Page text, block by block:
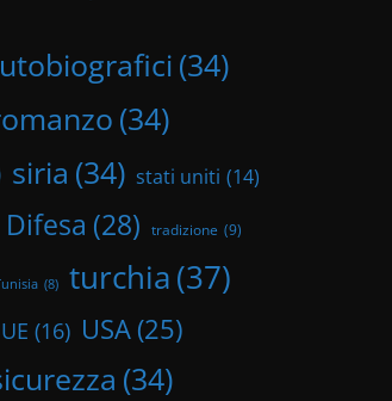
(34)
(34)
siria (34) stati uniti (14)
(28) tradizione (9)
(8) turchia(37)
UE (16) USA (25)
(34)